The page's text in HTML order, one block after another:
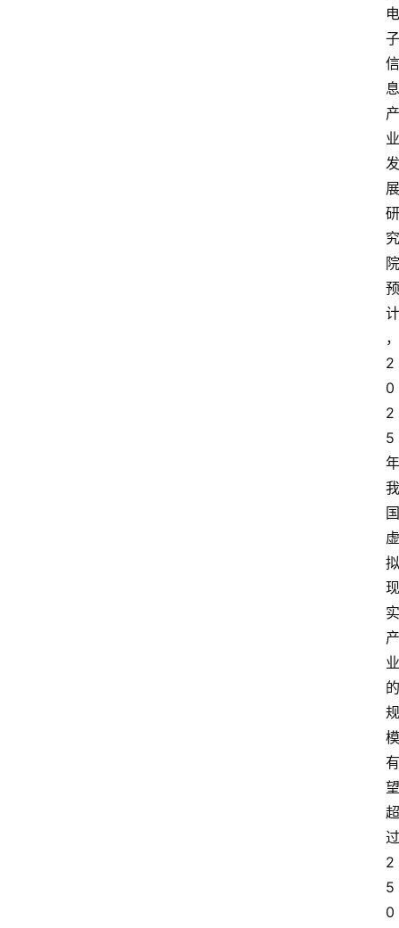
电
子
信
息
产
业
发
展
研
究
院
预
计
，
2
0
2
5
年
我
国
虚
拟
现
实
产
业
的
规
模
有
望
超
过
2
5
0